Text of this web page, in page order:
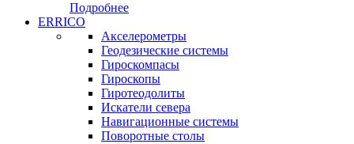
Подробнее
ERRICO
Акселерометры
Геодезические системы
Гироскомпасы
Гироскопы
Гиротеодолиты
Искатели севера
Навигационные системы
Поворотные столы